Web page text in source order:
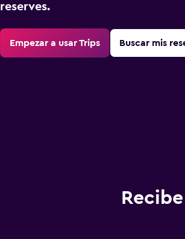
reserves.
Empezar a usar Trips Buscar mis